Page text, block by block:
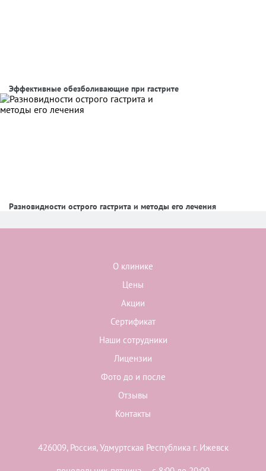
Эффективные обезболивающие при гастрите
Разновидности острого гастрита и методы его лечения
О клинике
Цены
Акции
Сертификат
Наши сотрудники
Лицензии
Фото до и после
Отзывы
Контакты
426009, Россия, Удмуртская Республика г. Ижевск